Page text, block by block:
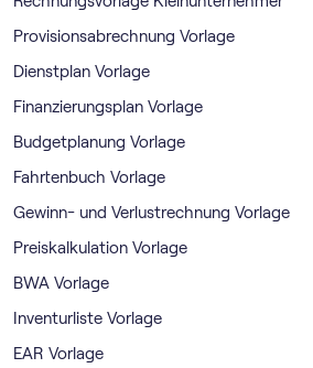
Provisionsabrechnung Vorlage
Dienstplan Vorlage
Finanzierungsplan Vorlage
Budgetplanung Vorlage
Fahrtenbuch Vorlage
Gewinn- und Verlustrechnung Vorlage
Preiskalkulation Vorlage
BWA Vorlage
Inventurliste Vorlage
EAR Vorlage